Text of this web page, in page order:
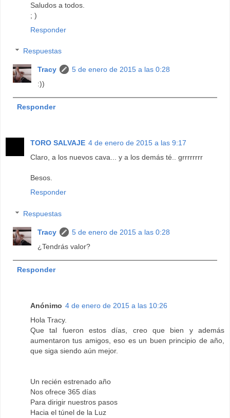
Saludos a todos.
; )
Responder
Respuestas
Tracy
5 de enero de 2015 a las 0:28
:))
Responder
TORO SALVAJE 4 de enero de 2015 a las 9:17
Claro, a los nuevos cava... y a los demás té.. grrrrrrrr
Besos.
Responder
Respuestas
Tracy
5 de enero de 2015 a las 0:28
¿Tendrás valor?
Responder
Anónimo 4 de enero de 2015 a las 10:26
Hola Tracy.
Que tal fueron estos días, creo que bien y además
aumentaron tus amigos, eso es un buen principio de año,
que siga siendo aún mejor.
Un recién estrenado año
Nos ofrece 365 días
Para dirigir nuestros pasos
Hacia el túnel de la Luz